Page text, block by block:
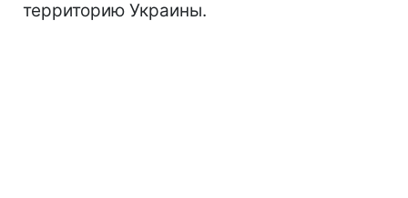
территорию Украины.